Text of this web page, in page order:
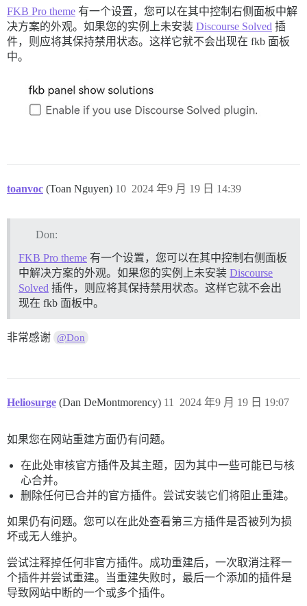
FKB Pro theme 有一个设置，您可以在其中控制右侧面板中解
决方案的外观。如果您的实例上未安装 Discourse Solved 插
件，则应将其保持禁用状态。这样它就不会出现在 fkb 面板
中。
toanvoc (Toan Nguyen) 2024 年9 月 19 日 14:39
10
Don:
FKB Pro theme 有一个设置，您可以在其中控制右侧面板
中解决方案的外观。如果您的实例上未安装 Discourse
Solved 插件，则应将其保持禁用状态。这样它就不会出
现在 fkb 面板中。
非常感谢 @Don
Heliosurge (Dan DeMontmorency) 2024 年9 月 19 日 19:07
11
如果您在网站重建方面仍有问题。
在此处审核官方插件及其主题，因为其中一些可能已与核
心合并。
删除任何已合并的官方插件。尝试安装它们将阻止重建。
如果仍有问题。您可以在此处查看第三方插件是否被列为损
坏或无人维护。
尝试注释掉任何非官方插件。成功重建后，一次取消注释一
个插件并尝试重建。当重建失败时，最后一个添加的插件是
导致网站中断的一个或多个插件。